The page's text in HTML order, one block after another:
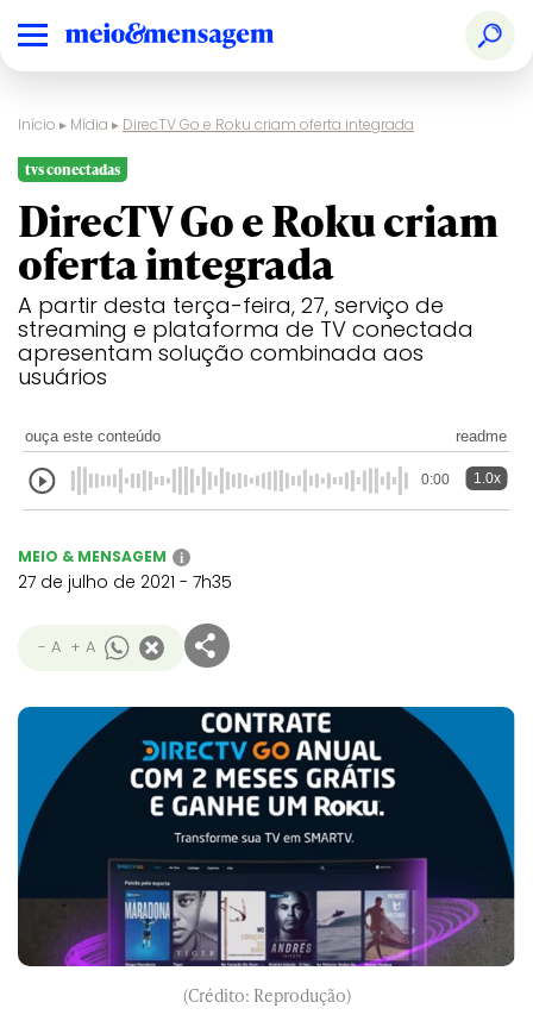
Início ▸ Mídia ▸ DirecTV Go e Roku criam oferta integrada
tvs conectadas
DirecTV Go e Roku criam
oferta integrada
A partir desta terça-feira, 27, serviço de
streaming e plataforma de TV conectada
apresentam solução combinada aos
usuários
ouça este conteúdo readme
0:00 1.0x
MEIO & MENSAGEM i
27 de julho de 2021 - 7h35
- A + A
(Crédito: Reprodução)